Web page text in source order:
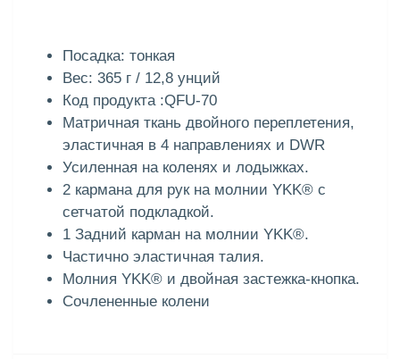
Посадка: тонкая
Вес: 365 г / 12,8 унций
Код продукта :QFU-70
Матричная ткань двойного переплетения,
эластичная в 4 направлениях и DWR
Усиленная на коленях и лодыжках.
2 кармана для рук на молнии YKK® с
сетчатой подкладкой.
1 Задний карман на молнии YKK®.
Частично эластичная талия.
Молния YKK® и двойная застежка-кнопка.
Сочлененные колени